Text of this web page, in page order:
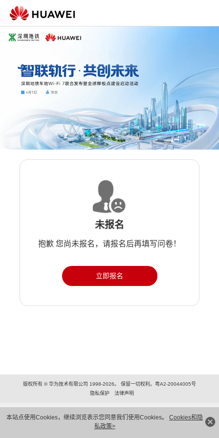
本站点使用Cookies，继续浏览表示您同意我们使用Cookies。 Cookies和隐
私政策>
未报名
抱歉 您尚未报名，请报名后再填写问卷！
立即报名
版权所有 © 华为技术有限公司 1998-2026。 保留一切权利。粤A2-20044005号
隐私保护
法律声明